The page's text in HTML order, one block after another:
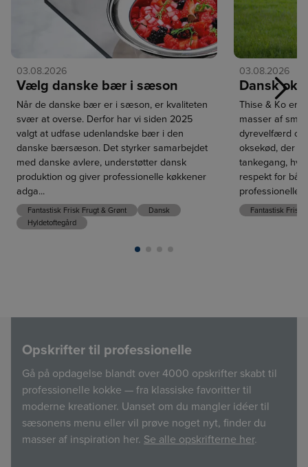
03.08.2026
Vælg danske bær i sæson
Når de danske bær er i sæson, er kvaliteten
svær at overse. Derfor har vi siden 2025
valgt at udfase udenlandske bær i den
danske bærsæson. Det styrker samarbejdet
med danske avlere, understøtter dansk
produktion og giver professionelle køkkener
adga...
Fantastisk Frisk Frugt & Grønt
Dansk
Hyldetoftegård
03.08.2026
Dansk
Thise & Ko er
masser af
dyrevelfærd og
oksekød, der
tankegang,
respekt for
professionelle
Fantastisk Frisk
Opskrifter til professionelle
Gå på opdagelse blandt over 4000 opskrifter skabt til
professionelle kokke — fra klassiske favoritter til
moderne kreationer. Uanset om du mangler idéer til
sæsonens menu eller vil prøve noget nyt, finder du
masser af inspiration her. Se alle opskrifterne her.